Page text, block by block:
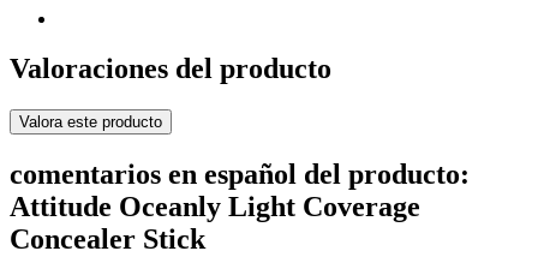
Valoraciones del producto
Valora este producto
comentarios en español del producto:
Attitude Oceanly Light Coverage
Concealer Stick